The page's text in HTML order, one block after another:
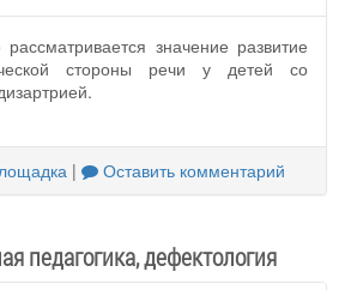
рассматривается значение развитие
стороны речи у детей со
| Оставить комментарий
педагогика, дефектология